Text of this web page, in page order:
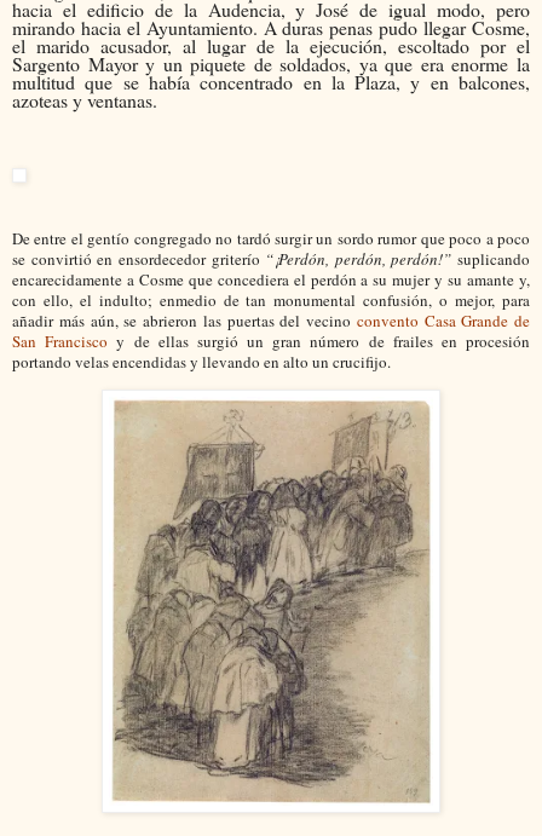
hacia el edificio de la Audencia, y José de igual modo, pero
mirando hacia el Ayuntamiento. A duras penas pudo llegar Cosme,
el marido acusador, al lugar de la ejecución, escoltado por el
Sargento Mayor y un piquete de soldados, ya que era enorme la
multitud que se había concentrado en la Plaza, y en balcones,
azoteas y ventanas.
De entre el gentío congregado no tardó surgir un sordo rumor que poco a poco
se convirtió en ensordecedor griterío “¡Perdón, perdón, perdón!” suplicando
encarecidamente a Cosme que concediera el perdón a su mujer y su amante y,
con ello, el indulto; enmedio de tan monumental confusión, o mejor, para
añadir más aún, se abrieron las puertas del vecino convento Casa Grande de
San Franciscoy de ellas surgió un gran número de frailes en procesión
portando velas encendidas y llevando en alto un crucifijo.